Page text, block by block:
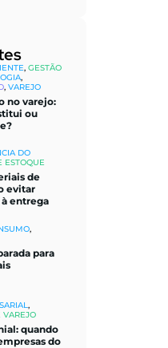
, GESTÃO
,
, VAREJO
no varejo:
ou
DO
ESTOQUE
de
evitar
entrega
,
para
,
VAREJO
quando
do